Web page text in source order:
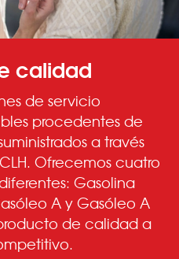
calidad
de servicio
procedentes de
a través
Ofrecemos cuatro
Gasolina
A y Gasóleo A
de calidad a